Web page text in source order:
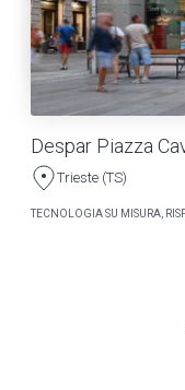
Despar Piazza
Trieste (TS)
TECNOLOGIA SU MISURA,